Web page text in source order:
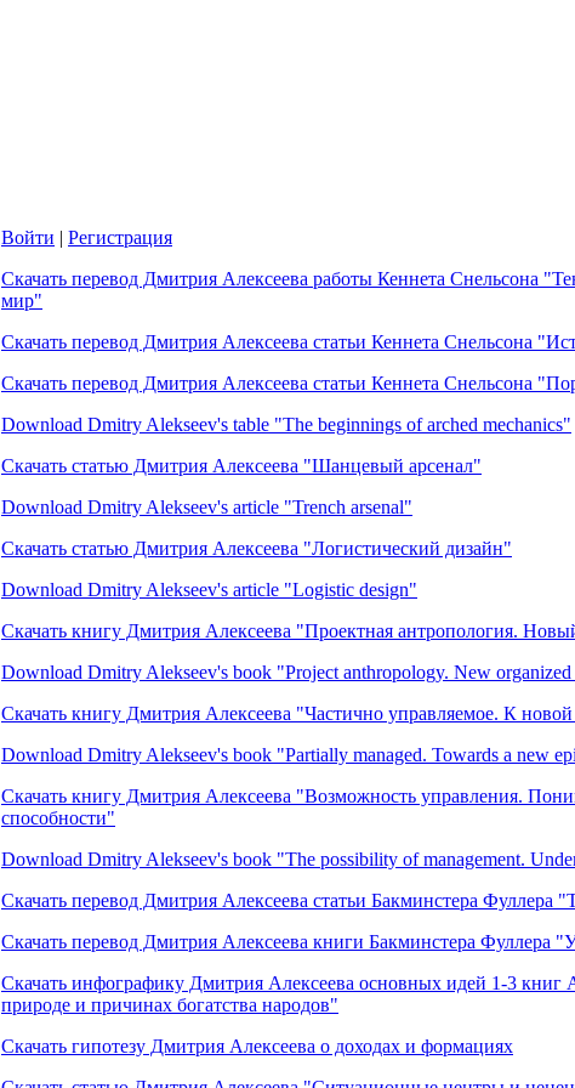
Войти | Регистрация
Скачать перевод Дмитрия Алексеева работы Кеннета Снельсона
мир"
Скачать перевод Дмитрия Алексеева статьи Кеннета Снельсона
Скачать перевод Дмитрия Алексеева статьи Кеннета Снельсона
Download Dmitry Alekseev's table "The beginnings of arched mechanics"
Скачать статью Дмитрия Алексеева "Шанцевый арсенал"
Download Dmitry Alekseev's article "Trench arsenal"
Скачать статью Дмитрия Алексеева "Логистический дизайн"
Download Dmitry Alekseev's article "Logistic design"
Скачать книгу Дмитрия Алексеева "Проектная антропология.
Download Dmitry Alekseev's book "Project anthropology. New organized
Скачать книгу Дмитрия Алексеева "Частично управляемое. К
Download Dmitry Alekseev's book "Partially managed. Towards a new
Скачать книгу Дмитрия Алексеева "Возможность управления.
способности"
Download Dmitry Alekseev's book "The possibility of management.
Скачать перевод Дмитрия Алексеева статьи Бакминстера Фуллера
Скачать перевод Дмитрия Алексеева книги Бакминстера Фуллера
Скачать инфографику Дмитрия Алексеева основных идей 1-3
природе и причинах богатства народов"
Скачать гипотезу Дмитрия Алексеева о доходах и формациях